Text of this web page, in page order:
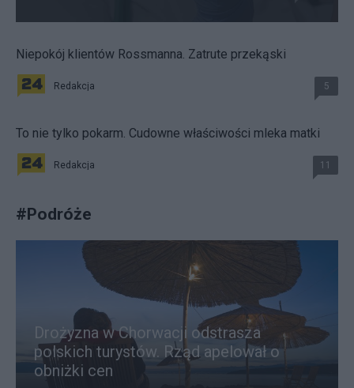
Niepokój klientów Rossmanna. Zatrute przekąski
Redakcja 5
To nie tylko pokarm. Cudowne właściwości mleka matki
Redakcja 11
#Podróże
Drożyzna w Chorwacji odstrasza
polskich turystów. Rząd apelował o
obniżki cen